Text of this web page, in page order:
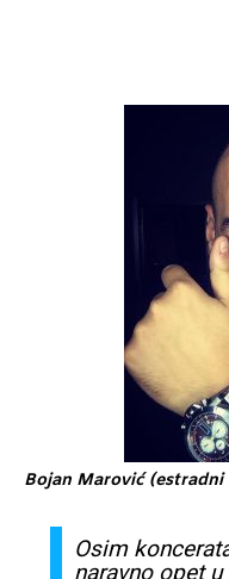
Bojan Marović
Osim
naravno opet u